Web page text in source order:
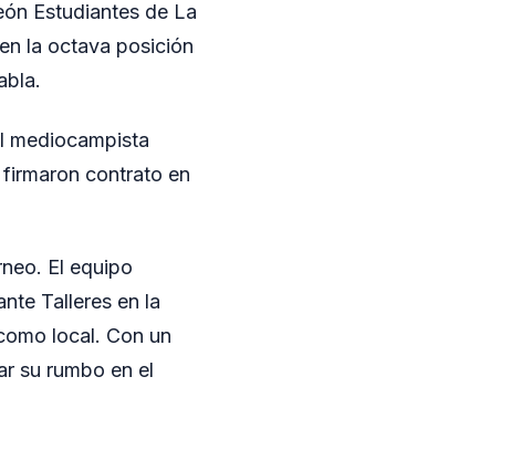
Estudiantes de La
la octava posición
mediocampista
contrato en
El equipo
Talleres en la
local. Con un
su rumbo en el